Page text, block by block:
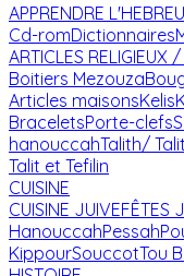
APPRENDRE L'HEBREU
Cd-romDictionnaires
ARTICLES RELIGIEUX
Boitiers Mezouza
Articles maisonsKelis
BraceletsPorte-clefs
hanouccahTalith/
Talit et Tefilin
CUISINE
CUISINE JUIVEFÊTES
HanouccahPessah
KippourSouccotTou